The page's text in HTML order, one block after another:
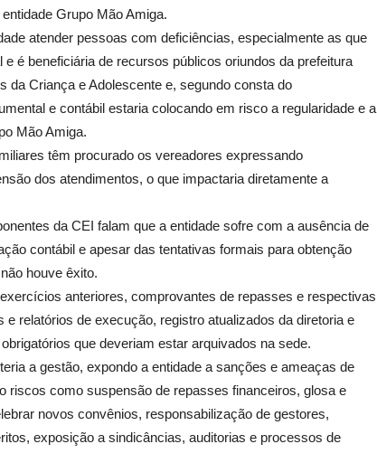
Grupo Mão Amiga.
atender pessoas com deficiências, especialmente as que
é beneficiária de recursos públicos oriundos da prefeitura
da Criança e Adolescente e, segundo consta do
e contábil estaria colocando em risco a regularidade e a
Mão Amiga.
têm procurado os vereadores expressando
dos atendimentos, o que impactaria diretamente a
da CEI falam que a entidade sofre com a ausência de
contábil e apesar das tentativas formais para obtenção
houve êxito.
anteriores, comprovantes de repasses e respectivas
relatórios de execução, registro atualizados da diretoria e
que deveriam estar arquivados na sede.
a gestão, expondo a entidade a sanções e ameaças de
riscos como suspensão de repasses financeiros, glosa e
novos convênios, responsabilização de gestores,
exposição a sindicâncias, auditorias e processos de